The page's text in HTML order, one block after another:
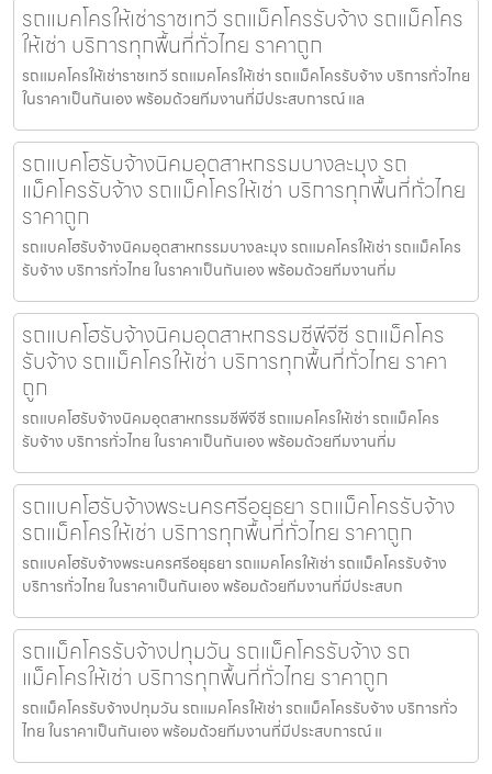
รถแมคโครให้เช่าราชเทวี รถแม็คโครรับจ้าง รถแม็คโคร
ให้เช่า บริการทุกพื้นที่ทั่วไทย ราคาถูก
รถแมคโครให้เช่าราชเทวี รถแมคโครให้เช่า รถแม็คโครรับจ้าง บริการทั่วไทย
ในราคาเป็นกันเอง พร้อมด้วยทีมงานที่มีประสบการณ์ แล
รถแบคโฮรับจ้างนิคมอุตสาหกรรมบางละมุง รถ
แม็คโครรับจ้าง รถแม็คโครให้เช่า บริการทุกพื้นที่ทั่วไทย
ราคาถูก
รถแบคโฮรับจ้างนิคมอุตสาหกรรมบางละมุง รถแมคโครให้เช่า รถแม็คโคร
รับจ้าง บริการทั่วไทย ในราคาเป็นกันเอง พร้อมด้วยทีมงานที่ม
รถแบคโฮรับจ้างนิคมอุตสาหกรรมซีพีจีซี รถแม็คโคร
รับจ้าง รถแม็คโครให้เช่า บริการทุกพื้นที่ทั่วไทย ราคา
ถูก
รถแบคโฮรับจ้างนิคมอุตสาหกรรมซีพีจีซี รถแมคโครให้เช่า รถแม็คโคร
รับจ้าง บริการทั่วไทย ในราคาเป็นกันเอง พร้อมด้วยทีมงานที่ม
รถแบคโฮรับจ้างพระนครศรีอยุธยา รถแม็คโครรับจ้าง
รถแม็คโครให้เช่า บริการทุกพื้นที่ทั่วไทย ราคาถูก
รถแบคโฮรับจ้างพระนครศรีอยุธยา รถแมคโครให้เช่า รถแม็คโครรับจ้าง
บริการทั่วไทย ในราคาเป็นกันเอง พร้อมด้วยทีมงานที่มีประสบก
รถแม็คโครรับจ้างปทุมวัน รถแม็คโครรับจ้าง รถ
แม็คโครให้เช่า บริการทุกพื้นที่ทั่วไทย ราคาถูก
รถแม็คโครรับจ้างปทุมวัน รถแมคโครให้เช่า รถแม็คโครรับจ้าง บริการทั่ว
ไทย ในราคาเป็นกันเอง พร้อมด้วยทีมงานที่มีประสบการณ์ แ